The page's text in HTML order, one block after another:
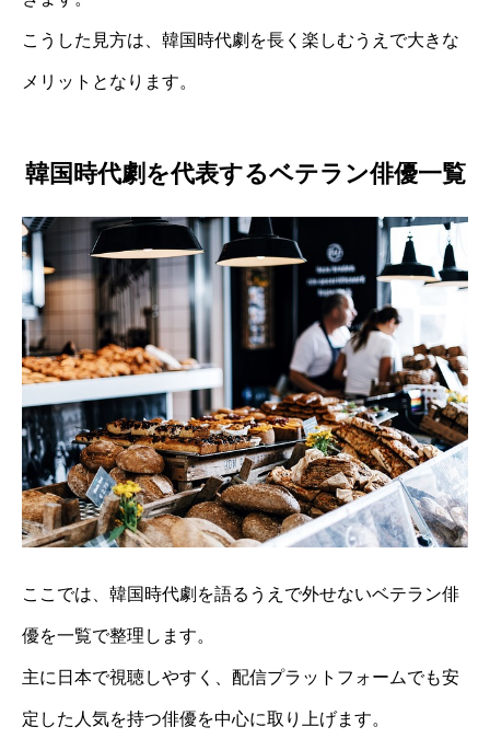
こうした見方は、韓国時代劇を長く楽しむうえで大きな
メリットとなります。
韓国時代劇を代表するベテラン俳優一覧
ここでは、韓国時代劇を語るうえで外せないベテラン俳
優を一覧で整理します。
主に日本で視聴しやすく、配信プラットフォームでも安
定した人気を持つ俳優を中心に取り上げます。